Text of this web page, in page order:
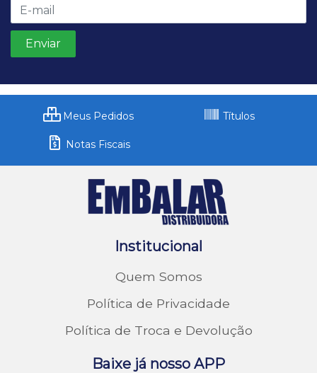
Meus Pedidos Títulos
Notas Fiscais
Institucional
Quem Somos
Política de Privacidade
Política de Troca e Devolução
Baixe já nosso APP